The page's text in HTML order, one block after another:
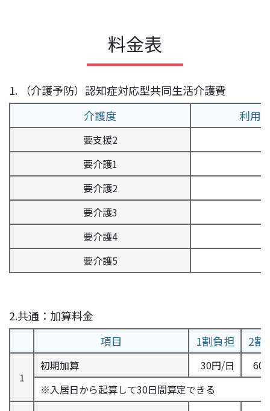
料金表
1. （介護予防）認知症対応型共同生活介護費
介護度
利用
要支援2
要介護1
要介護2
要介護3
要介護4
要介護5
2.共通：加算料金
項目
1割負担 2割
1
初期加算 30円/日
60
※入居日から起算して30日間算定できる